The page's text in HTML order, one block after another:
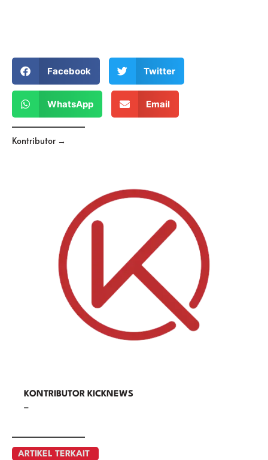
Facebook Twitter
WhatsApp Email
Kontributor →
KONTRIBUTOR KICKNEWS
–
ARTIKEL TERKAIT